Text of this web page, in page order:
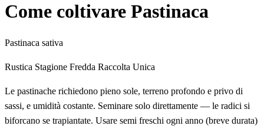
Come coltivare Pastinaca
Pastinaca sativa
Rustica Stagione Fredda Raccolta Unica
Le pastinache richiedono pieno sole, terreno profondo e privo di
sassi, e umidità costante. Seminare solo direttamente — le radici si
biforcano se trapiantate. Usare semi freschi ogni anno (breve durata)